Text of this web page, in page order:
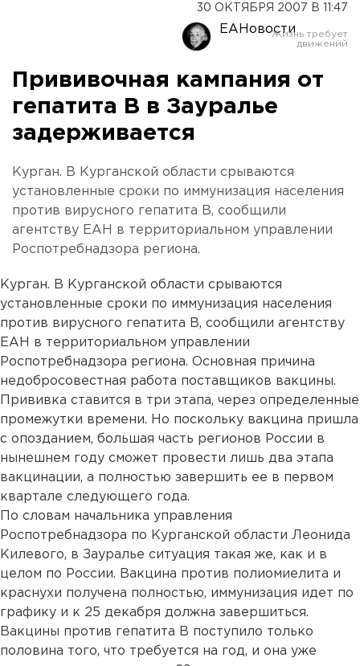
30 ОКТЯБРЯ 2007 В 11:47
ЕАНовости
Прививочная кампания от
гепатита В в Зауралье
задерживается
Курган. В Курганской области срываются
установленные сроки по иммунизация населения
против вирусного гепатита В, сообщили
агентству ЕАН в территориальном управлении
Роспотребнадзора региона.
Курган. В Курганской области срываются
установленные сроки по иммунизация населения
против вирусного гепатита В, сообщили агентству
ЕАН в территориальном управлении
Роспотребнадзора региона. Основная причина
недобросовестная работа поставщиков вакцины.
Прививка ставится в три этапа, через определенные
промежутки времени. Но поскольку вакцина пришла
с опозданием, большая часть регионов России в
нынешнем году сможет провести лишь два этапа
вакцинации, а полностью завершить ее в первом
квартале следующего года.
По словам начальника управления
Роспотребнадзора по Курганской области Леонида
Килевого, в Зауралье ситуация такая же, как и в
целом по России. Вакцина против полиомиелита и
краснухи получена полностью, иммунизация идет по
графику и к 25 декабря должна завершиться.
Вакцины против гепатита В поступило только
половина того, что требуется на год, и она уже